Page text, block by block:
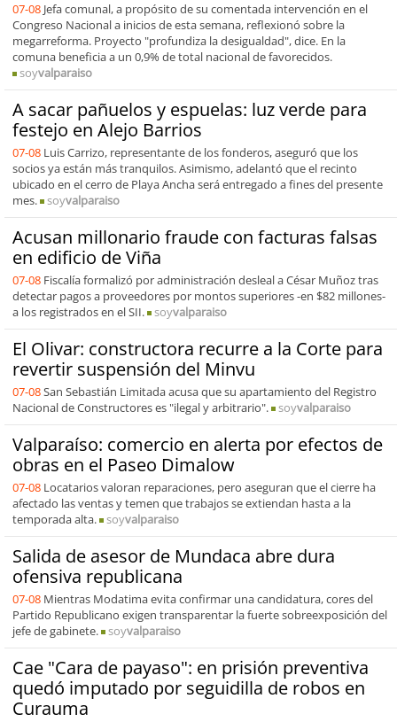
07-08 Jefa comunal, a propósito de su comentada intervención en el
Congreso Nacional a inicios de esta semana, reflexionó sobre la
megarreforma. Proyecto "profundiza la desigualdad", dice. En la
comuna beneficia a un 0,9% de total nacional de favorecidos.
soyvalparaiso
A sacar pañuelos y espuelas: luz verde para
festejo en Alejo Barrios
07-08 Luis Carrizo, representante de los fonderos, aseguró que los
socios ya están más tranquilos. Asimismo, adelantó que el recinto
ubicado en el cerro de Playa Ancha será entregado a fines del presente
mes.
soyvalparaiso
Acusan millonario fraude con facturas falsas
en edificio de Viña
07-08 Fiscalía formalizó por administración desleal a César Muñoz tras
detectar pagos a proveedores por montos superiores -en $82 millones-
a los registrados en el SII.
soyvalparaiso
El Olivar: constructora recurre a la Corte para
revertir suspensión del Minvu
07-08San Sebastián Limitada acusa que su apartamiento del Registro
Nacional de Constructores es "ilegal y arbitrario".
soyvalparaiso
Valparaíso: comercio en alerta por efectos de
obras en el Paseo Dimalow
07-08 Locatarios valoran reparaciones, pero aseguran que el cierre ha
afectado las ventas y temen que trabajos se extiendan hasta a la
temporada alta.
soyvalparaiso
Salida de asesor de Mundaca abre dura
ofensiva republicana
07-08 Mientras Modatima evita confirmar una candidatura, cores del
Partido Republicano exigen transparentar la fuerte sobreexposición del
jefe de gabinete.
soyvalparaiso
Cae "Cara de payaso": en prisión preventiva
quedó imputado por seguidilla de robos en
Curauma